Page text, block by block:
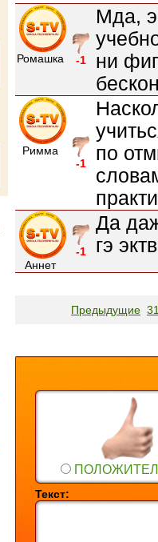
Ромашка -1
Мда,
ни
Римма
-1
по
Аннет
-1
Да
гэ
Предыдущие
Текст: